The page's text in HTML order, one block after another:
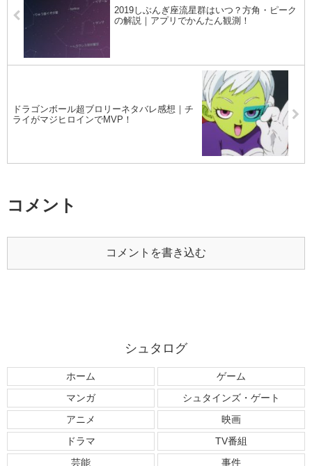
2019しぶんぎ座流星群はいつ？方角・ピーク
の解説｜アプリでかんたん観測！
ドラゴンボール超ブロリーネタバレ感想｜チ
ライがマジヒロインでMVP！
コメント
コメントを書き込む
シュタログ
ホーム
ゲーム
マンガ
シュタインズ・ゲート
アニメ
映画
ドラマ
TV番組
芸能
事件